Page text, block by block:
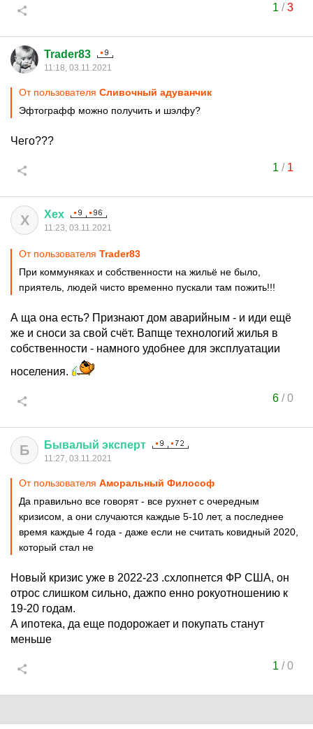
1 /3
Trader83
11:18, 03.11.2021
От пользователя Сливочный адуванчик
Эфтографф можно получить и шэлфу?
Чего???
1 / 1
Х Хех
11:23, 03.11.2021
От пользователя Trader83
При коммуняках и собственности на жильё не было,
приятель, людей чисто временно пускали там пожить!!!
А ща она есть? Признают дом аварийным - и иди ещё
же и сноси за свой счёт. Вапще технологий жилья в
собственности - намного удобнее для эксплуатации
носеления.
6/0
Б Бывалый эксперт
11:27, 03.11.2021
От пользователя Аморальный Философ
Да правильно все говорят - все рухнет с очередным
кризисом, а они случаются каждые 5-10 лет, а последнее
время каждые 4 года - даже если не считать ковидный 2020,
который стал не
Новый кризис уже в 2022-23 .схлопнется ФР США, он
отрос слишком сильно, дажпо енно рокуотношению к
19-20 годам.
А ипотека, да еще подорожает и покупать станут
меньше
1 /0